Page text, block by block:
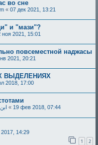
во сне
« 07 дек 2021, 13:21
и "мази"?
ноя 2021, 15:01
повсеместной наджасы
2021, 20:21
ВЫДЕЛЕНИЯХ
2018, 17:00
« 19 фев 2018, 07:44
14:29
1 2